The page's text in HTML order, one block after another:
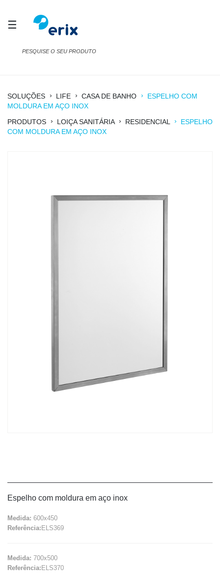
☰
SOLUÇÕES › LIFE › CASA DE BANHO ›
ESPELHO COM
MOLDURA EM AÇO INOX
PRODUTOS › LOIÇA SANITÁRIA › RESIDENCIAL ›
ESPELHO
COM MOLDURA EM AÇO INOX
Espelho com moldura em aço inox
Medida: 600x450
Referência:ELS369
Medida: 700x500
Referência:ELS370